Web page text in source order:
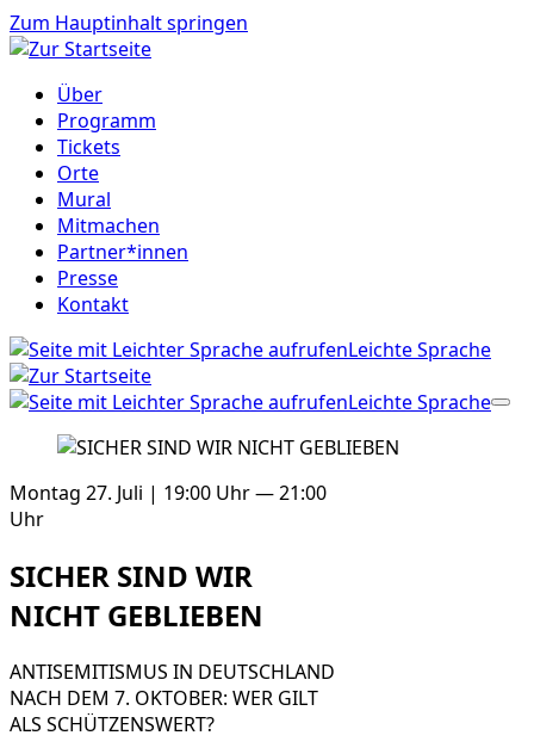
Zum Hauptinhalt springen
Über
Programm
Tickets
Orte
Mural
Mitmachen
Partner*innen
Presse
Kontakt
Leichte Sprache
Leichte Sprache
Montag 27. Juli | 19:00 Uhr — 21:00
Uhr
SICHER SIND WIR
NICHT GEBLIEBEN
ANTISEMITISMUS IN DEUTSCHLAND
NACH DEM 7. OKTOBER: WER GILT
ALS SCHÜTZENSWERT?